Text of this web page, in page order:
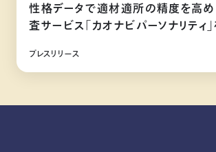
性格データで適材適所の精度を高め
査サービス「カオナビパーソナリティ
プレスリリース